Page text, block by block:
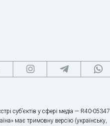
суб’єктів у сфері медіа — R40-05347
має тримовну версію (українську,